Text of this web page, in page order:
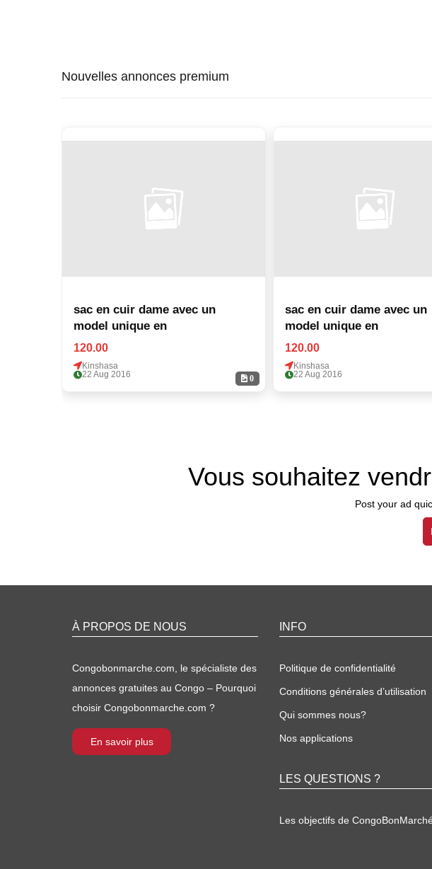
Nouvelles annonces premium
0
sac en cuir dame avec un
model unique en
120.00
Kinshasa
22 Aug 2016
sac en cuir dame avec un
model unique en
120.00
Kinshasa
22 Aug 2016
Vous souhaitez
Post your ad
À PROPOS DE NOUS
Congobonmarche.com, le spécialiste des
annonces gratuites au Congo – Pourquoi
choisir Congobonmarche.com ?
En savoir plus
INFO
Politique de confidentialité
Conditions générales d’utilisation
Qui sommes nous?
Nos applications
LES QUESTIONS ?
Les objectifs de CongoBonMarché.